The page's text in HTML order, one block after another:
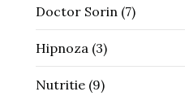
Doctor Sorin (7)
Hipnoza (3)
Nutritie (9)